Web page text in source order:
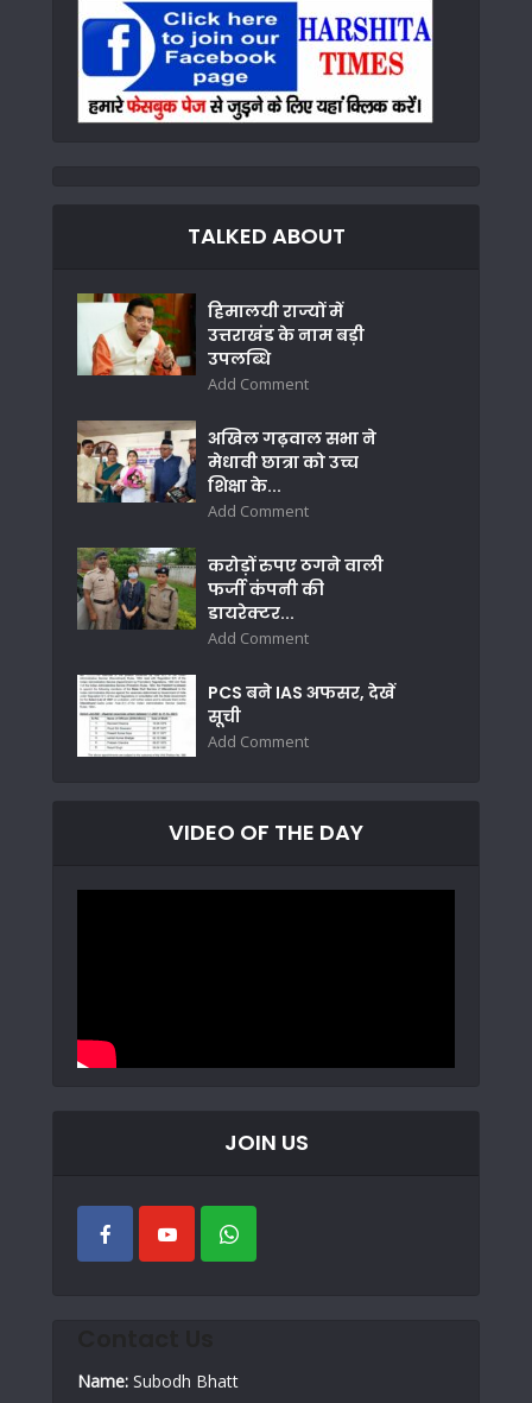
TALKED ABOUT
हिमालयी राज्यों में
उत्तराखंड के नाम बड़ी
उपलब्धि
Add Comment
अखिल गढ़वाल सभा ने
मेधावी छात्रा को उच्च
शिक्षा के...
Add Comment
करोड़ों रुपए ठगने वाली
फर्जी कंपनी की
डायरेक्टर...
Add Comment
PCS बने IAS अफसर, देखें
सूची
Add Comment
VIDEO OF THE DAY
JOIN US
Name: Subodh Bhatt